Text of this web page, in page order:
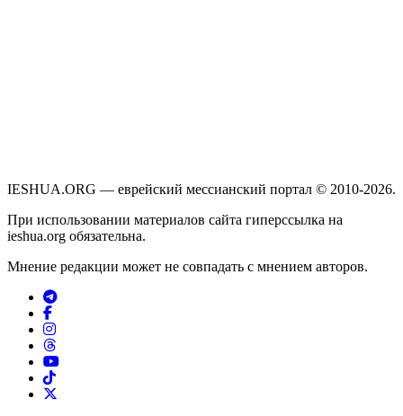
IESHUA.ORG — еврейский мессианский портал © 2010-2026.
При использовании материалов сайта гиперссылка на
ieshua.org обязательна.
Мнение редакции может не совпадать с мнением авторов.